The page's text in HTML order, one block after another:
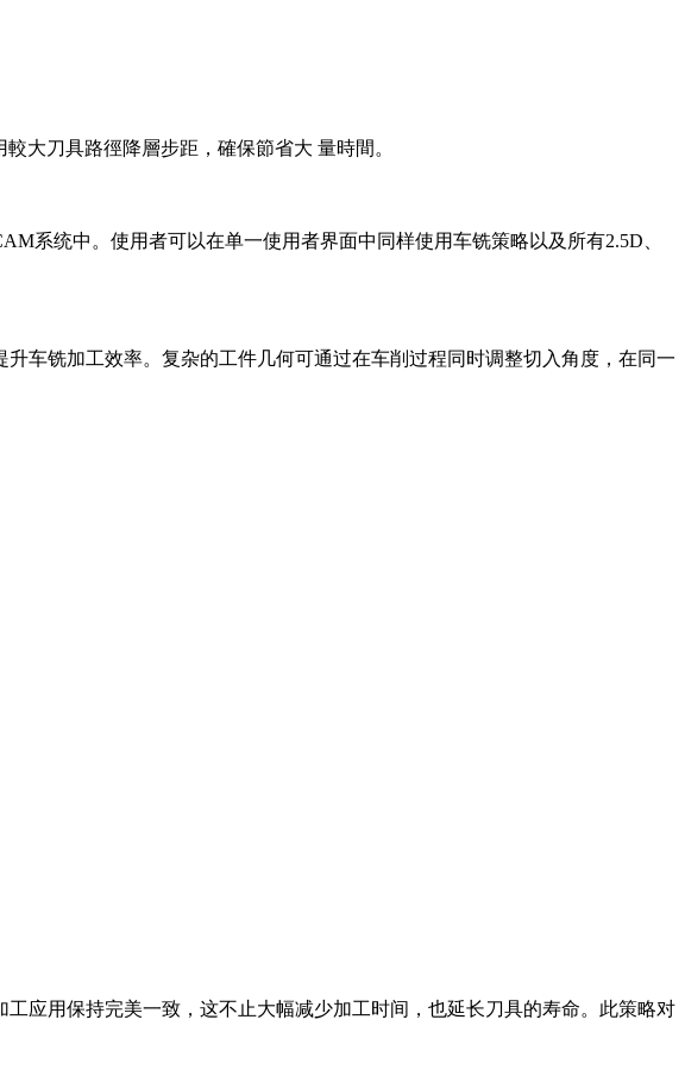
刀具路徑降層步距，確保節省大 量時間。
统中。使用者可以在单一使用者界面中同样使用车铣策略以及所有2.5D、
铣加工效率。复杂的工件几何可通过在车削过程同时调整切入角度，在同一
用保持完美一致，这不止大幅减少加工时间，也延长刀具的寿命。此策略对